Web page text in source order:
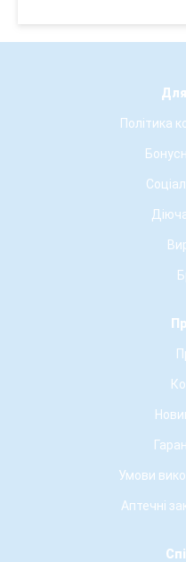
Політика
Умови
Аптечні